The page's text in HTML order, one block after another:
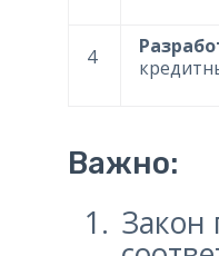
4
Важно:
Закон